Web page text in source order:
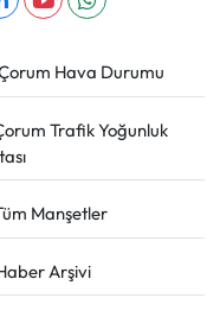
Hava Durumu
Trafik Yoğunluk
Manşetler
Arşivi